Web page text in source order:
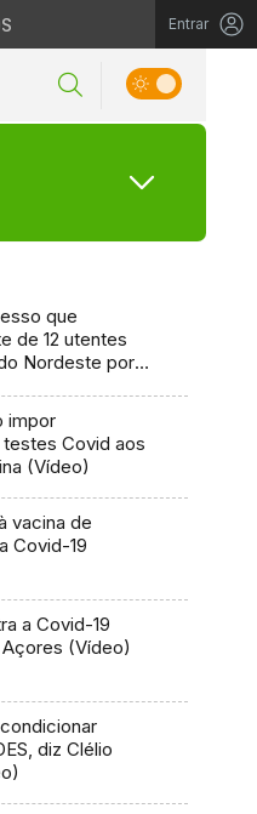
Entrar
que
de 12 utentes
Nordeste por
impor
Covid aos
(Vídeo)
vacina de
Covid-19
a Covid-19
(Vídeo)
diz Clélio